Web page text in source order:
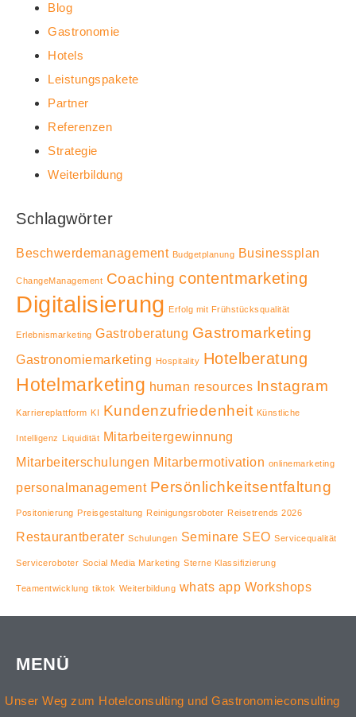
Blog
Gastronomie
Hotels
Leistungspakete
Partner
Referenzen
Strategie
Weiterbildung
Schlagwörter
Beschwerdemanagement Budgetplanung Businessplan
ChangeManagement Coaching contentmarketing
Digitalisierung Erfolg mit Frühstücksqualität
Erlebnismarketing Gastroberatung Gastromarketing
Gastronomiemarketing Hospitality Hotelberatung
Hotelmarketing human resources Instagram
Karriereplattform KI Kundenzufriedenheit Künstliche
Intelligenz Liquidität Mitarbeitergewinnung
Mitarbeiterschulungen Mitarbermotivation onlinemarketing
personalmanagement Persönlichkeitsentfaltung
Positonierung Preisgestaltung Reinigungsroboter Reisetrends 2026
Restaurantberater Schulungen Seminare SEO Servicequalität
Serviceroboter Social Media Marketing Sterne Klassifizierung
Teamentwicklung tiktok Weiterbildung whats app Workshops
MENÜ
Unser Weg zum Hotelconsulting und Gastronomieconsulting